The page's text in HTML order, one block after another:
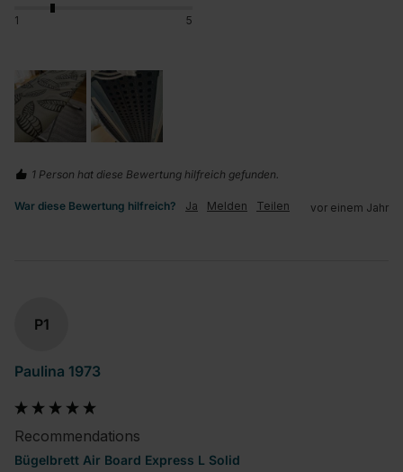
1 5
1 Person hat diese Bewertung hilfreich gefunden.
War diese Bewertung hilfreich? Ja Melden Teilen vor einem Jahr
P1
Paulina 1973
Recommendations
Bügelbrett Air Board Express L Solid